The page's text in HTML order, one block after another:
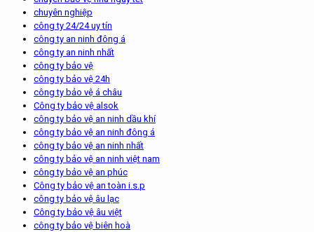
chuyên nghiệp
công ty 24/24 uy tín
công ty an ninh đông á
công ty an ninh nhất
công ty bảo vệ
công ty bảo vệ 24h
công ty bảo vệ á châu
Công ty bảo vệ alsok
công ty bảo vệ an ninh dầu khí
công ty bảo vệ an ninh đông á
công ty bảo vệ an ninh nhất
công ty bảo vệ an ninh việt nam
công ty bảo vệ an phúc
Công ty bảo vệ an toàn i.s.p
công ty bảo vệ âu lạc
Công ty bảo vệ âu việt
công ty bảo vệ biên hoà